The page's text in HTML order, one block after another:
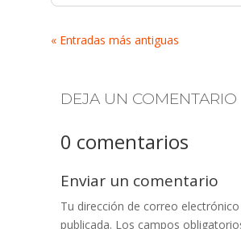
« Entradas más antiguas
DEJA UN COMENTARIO
0 comentarios
Enviar un comentario
Tu dirección de correo
publicada. Los campos